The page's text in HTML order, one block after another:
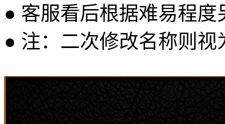
● 客服看后根据难易程
● 注：二次修改名称则